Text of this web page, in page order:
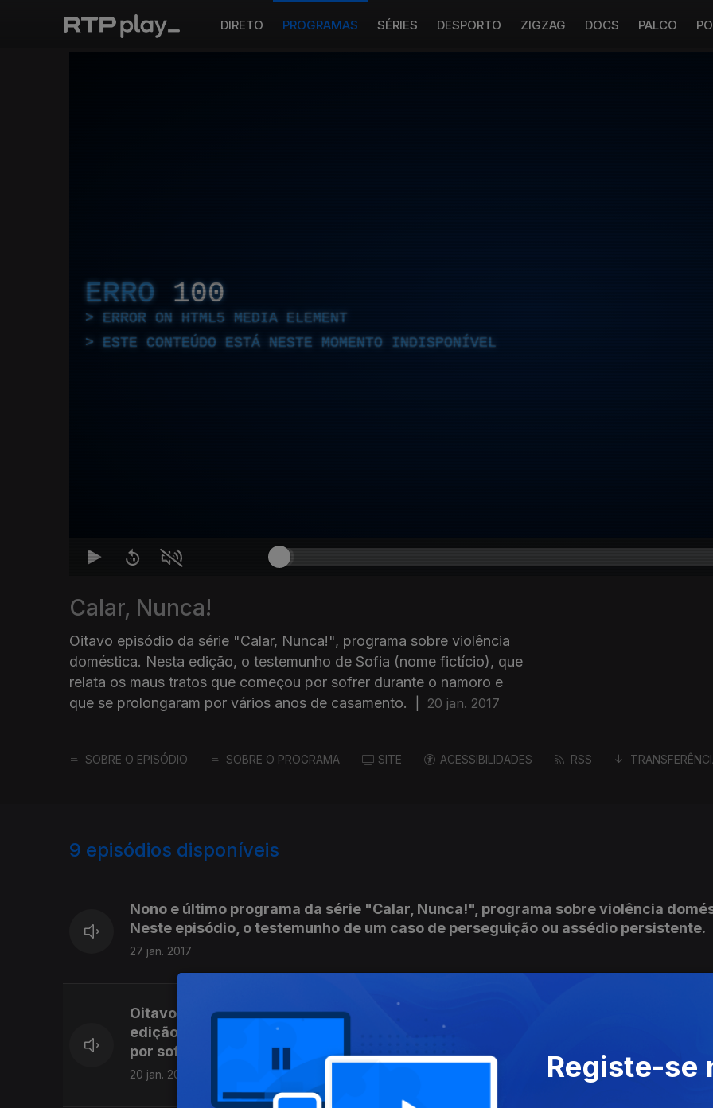
DIRETO PROGRAMAS SÉRIES DESPORTO ZIGZAG DOCS PALCO
ERRO 100
ERROR ON HTML5 MEDIA ELEMENT
ESTE CONTEÚDO ESTÁ NESTE MOMENTO INDISPONÍVEL
Calar, Nunca!
Oitavo episódio da série "Calar, Nunca!", programa sobre violência
doméstica. Nesta edição, o testemunho de Sofia (nome fictício), que
relata os maus tratos que começou por sofrer durante o namoro e
que se prolongaram por vários anos de casamento.
20 jan. 2017
SOBRE O EPISÓDIO SOBRE O PROGRAMA SITE ACESSIBILIDADES RSS
9 episódios disponíveis
Nono e último programa da série "Calar, Nunca!", programa sobre violência
Neste episódio, o testemunho de um caso de perseguição ou assédio persistente.
27 jan. 2017
Oitavo episódio da série "Calar, Nunca!", programa sobre violência doméstica.
edição, o testemunho de Sofia (nome fictício), que relata os maus tratos que
por sofrer durante o namoro e que se prolongaram por vários anos de casamento.
20 jan. 2017 Registe-se